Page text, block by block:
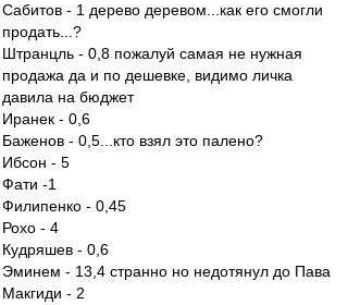
Сабитов - 1 дерево деревом...как его смогли
продать...?
Штранцль - 0,8 пожалуй самая не нужная
продажа да и по дешевке, видимо личка
давила на бюджет
Иранек - 0,6
Баженов - 0,5...кто взял это палено?
Ибсон - 5
Фати -1
Филипенко - 0,45
Рохо - 4
Кудряшев - 0,6
Эминем - 13,4 странно но недотянул до Пава
Макгиди - 2